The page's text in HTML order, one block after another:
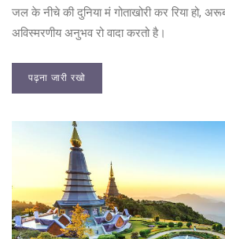
जल के नीचे की दुनिया मं गोताखोरी कर रिया हो,
अविस्मरणीय अनुभव रो वादा करतो है।
पढ़ना जारी रखो